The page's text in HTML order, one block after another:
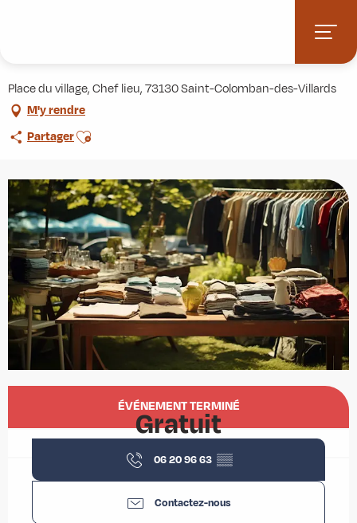
Place du village, Chef lieu, 73130 Saint-Colomban-des-Villards
M'y rendre
PartagerAjouter aux favoris
Ouverture et coordonnées
ÉVÉNEMENT TERMINÉ
Gratuit
06 20 96 63 ▒▒
Contactez-nous